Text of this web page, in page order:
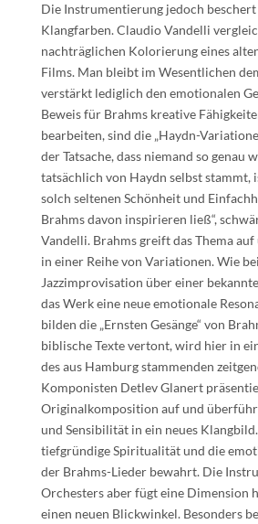
Die Instrumentierung jedoch
Klangfarben. Claudio Vandelli
nachträglichen Kolorierung eines
Films. Man bleibt im Wesentlichen
verstärkt lediglich den emotionalen
Beweis für Brahms kreative
bearbeiten, sind die „Haydn-
der Tatsache, dass niemand so genau
tatsächlich von Haydn selbst stammt,
solch seltenen Schönheit und
Brahms davon inspirieren ließ“,
Vandelli. Brahms greift das Thema
in einer Reihe von Variationen. Wie
Jazzimprovisation über einer
das Werk eine neue emotionale
bilden die „Ernsten Gesänge“ von
biblische Texte vertont, wird hier in
des aus Hamburg stammenden
Komponisten Detlev Glanert
Originalkomposition auf und
und Sensibilität in ein neues
tiefgründige Spiritualität und die
der Brahms-Lieder bewahrt. Die
Orchesters aber fügt eine Dimension
einen neuen Blickwinkel. Besonders